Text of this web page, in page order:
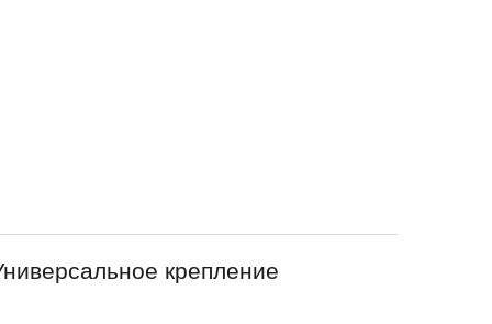
крепление